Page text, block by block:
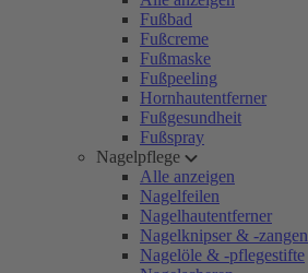
Fußbad
Fußcreme
Fußmaske
Fußpeeling
Hornhautentferner
Fußgesundheit
Fußspray
Nagelpflege
Alle anzeigen
Nagelfeilen
Nagelhautentferner
Nagelknipser & -zangen
Nagelöle & -pflegestifte